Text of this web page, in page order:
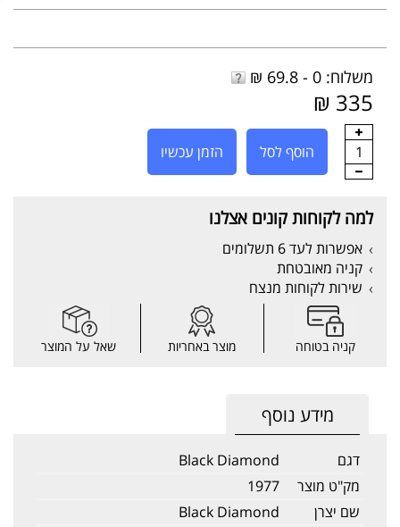
משלוח: 0 - 69.8 ₪
335 ₪
1 הוסף לסל הזמן עכשיו
למה לקוחות קונים אצלנו
אפשרות לעד 6 תשלומים
קניה מאובטחת
שירות לקוחות מנצח
קניה בטוחה מוצר באחריות שאל על המוצר
מידע נוסף
דגם
Black Diamond
מק"ט מוצר
1977
שם יצרן
Black Diamond